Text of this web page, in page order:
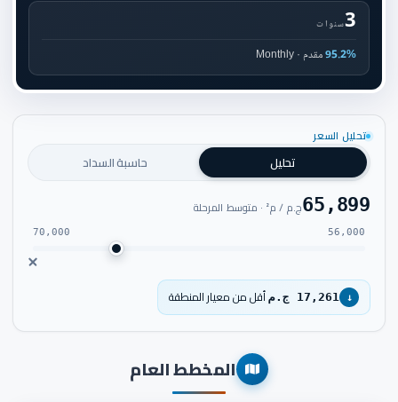
3سنوات
95.2%مقدم · Monthly
تحليل السعر
تحليل حاسبة السداد
65,899ج.م / م² · متوسط المرحلة
56,000
70,000
↓ 17,261 ج.م أقل من معيار المنطقة
المخطط العام